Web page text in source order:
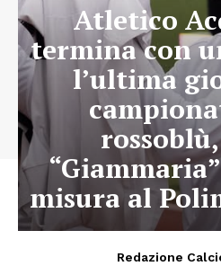
Atletico
termina con
l’ultima
misura al
Redazione